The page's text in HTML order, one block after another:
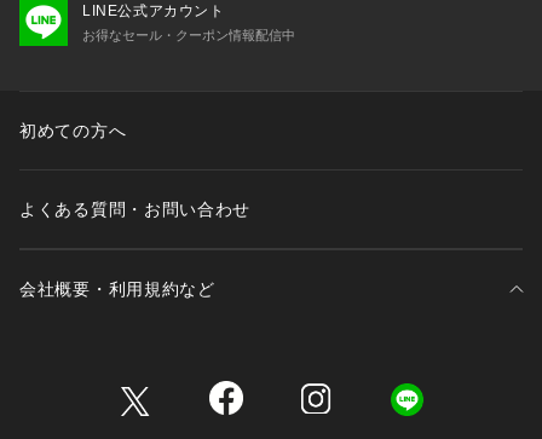
ONE SIZE/21/23
LINE公式アカウント
お得なセール・クーポン情報配信中
初めての方へ
よくある質問・お問い合わせ
会社概要・利用規約など